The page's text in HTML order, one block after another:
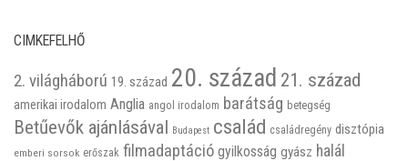
CIMKEFELHŐ
2. világháború 19. század 20. század 21. század
amerikai irodalom Anglia angol irodalom barátság betegség
Betűevők ajánlásával Budapest család családregény disztópia
emberi sorsok erőszak filmadaptáció gyilkosság gyász halál